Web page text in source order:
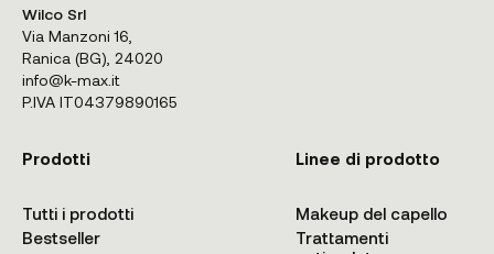
Wilco Srl
Via Manzoni 16,
Ranica (BG), 24020
info@k-max.it
P.IVA IT04379890165
Prodotti
Tutti i prodotti
Bestseller
Linee di prodotto
Makeup del capello
Trattamenti